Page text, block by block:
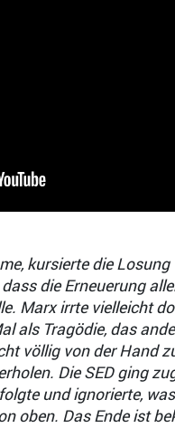
kursierte die
die Erneuerung
Marx irrte vielleicht
als Tragödie, das
völlig von der Hand
Die SED ging
und ignorierte,
oben. Das Ende ist